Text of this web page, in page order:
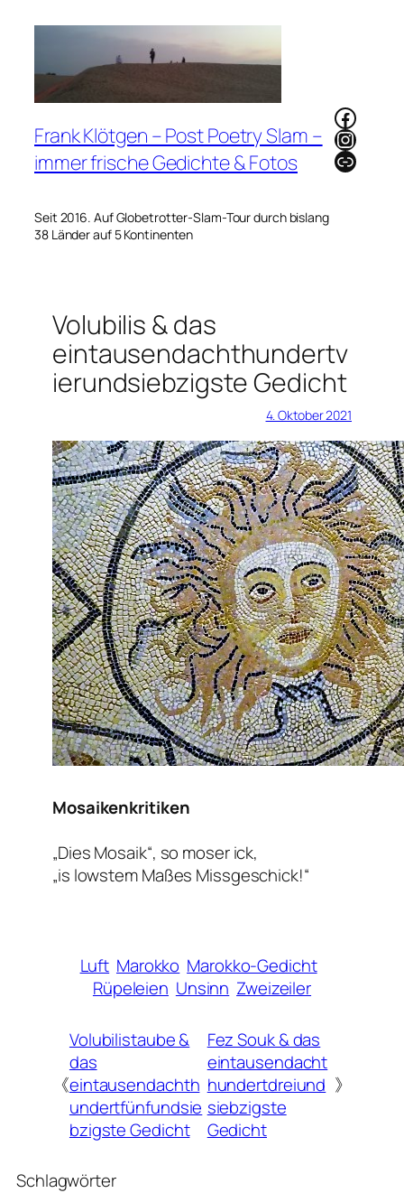
Frank Klötgen – Post Poetry Slam –
immer frische Gedichte & Fotos
Seit 2016. Auf Globetrotter-Slam-Tour durch bislang
38 Länder auf 5 Kontinenten
Link
Volubilis & das
eintausendachthundertv
ierundsiebzigste Gedicht
4. Oktober 2021
Mosaikenkritiken
„Dies Mosaik“, so moser ick,
„is lowstem Maßes Missgeschick!“
Luft Marokko Marokko-Gedicht
Rüpeleien Unsinn Zweizeiler
《
Volubilistaube &
das
eintausendachth
undertfünfundsie
bzigste Gedicht
Fez Souk & das
eintausendacht
hundertdreiund
siebzigste
Gedicht
》
Schlagwörter